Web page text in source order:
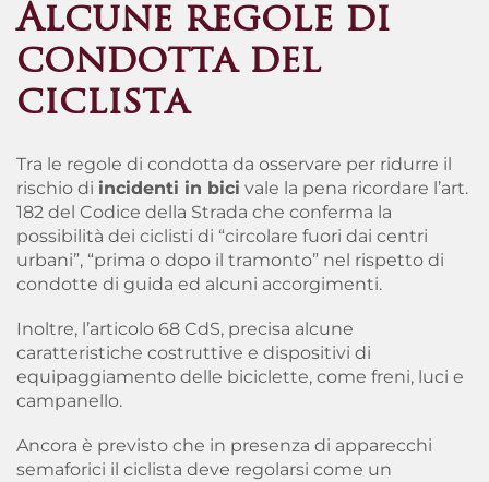
Alcune regole di
condotta del
ciclista
Tra le regole di condotta da osservare per ridurre il
rischio di incidenti in bici vale la pena ricordare l’art.
182 del Codice della Strada che conferma la
possibilità dei ciclisti di “circolare fuori dai centri
urbani”, “prima o dopo il tramonto” nel rispetto di
condotte di guida ed alcuni accorgimenti.
Inoltre, l’articolo 68 CdS, precisa alcune
caratteristiche costruttive e dispositivi di
equipaggiamento delle biciclette, come freni, luci e
campanello.
Ancora è previsto che in presenza di apparecchi
semaforici il ciclista deve regolarsi come un